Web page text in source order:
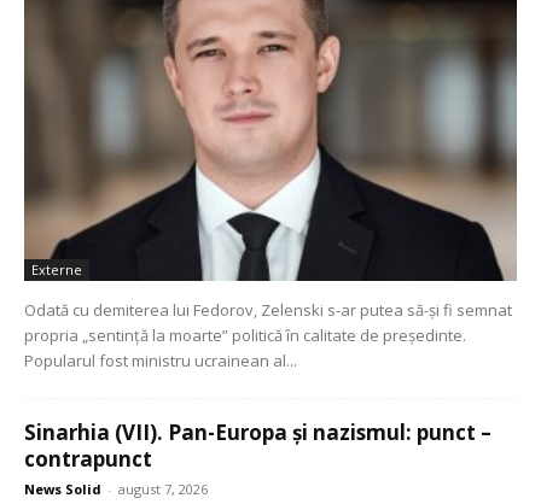
Externe
Odată cu demiterea lui Fedorov, Zelenski s-ar putea să-și fi semnat
propria „sentință la moarte” politică în calitate de președinte.
Popularul fost ministru ucrainean al...
Sinarhia (VII). Pan-Europa și nazismul: punct –
contrapunct
News Solid - august 7, 2026